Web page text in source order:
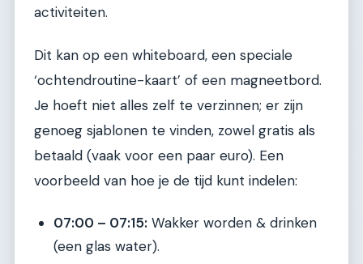
activiteiten.
Dit kan op een whiteboard, een speciale
‘ochtendroutine-kaart’ of een magneetbord.
Je hoeft niet alles zelf te verzinnen; er zijn
genoeg sjablonen te vinden, zowel gratis als
betaald (vaak voor een paar euro). Een
voorbeeld van hoe je de tijd kunt indelen:
07:00 – 07:15: Wakker worden & drinken
(een glas water).